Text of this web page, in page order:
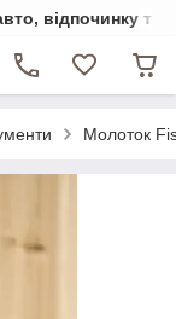
відпочинку та
Молоток